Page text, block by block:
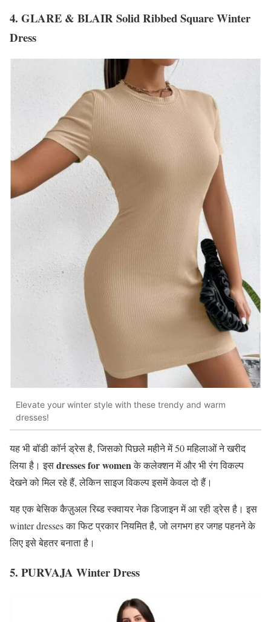
4. GLARE & BLAIR Solid Ribbed Square Winter
Dress
Elevate your winter style with these trendy and warm
dresses!
यह भी बॉडी कॉर्न ड्रेस है, जिसको पिछले महीने में 50 महिलाओं ने खरीद
लिया है। इसdresses for womenके कलेक्शन में और भी रंग विकल्प
देखने को मिल रहे हैं, लेकिन साइज विकल्प इसमें केवल दो हैं।
यह एक बेसिक कैज़ुअल रिब्ड स्क्वायर नेक डिजाइन में आ रही ड्रेस है। इस
winter dresses का फिट प्रकार नियमित है, जो लगभग हर जगह पहनने के
लिए इसे बेहतर बनाता है।
5. PURVAJA Winter Dress